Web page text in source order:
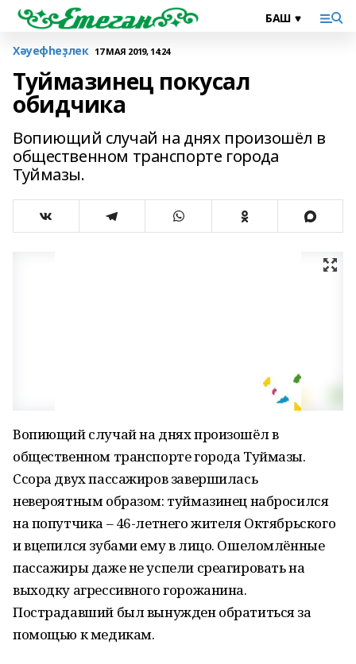
Хәуефһеҙлек 17 МАЯ 2019, 14:24
Туймазинец покусал
обидчика
Вопиющий случай на днях произошёл в
общественном транспорте города
Туймазы.
Вопиющий случай на днях произошёл в
общественном транспорте города Туймазы.
Ссора двух пассажиров завершилась
невероятным образом: туймазинец набросился
на попутчика – 46-летнего жителя Октябрьского
и вцепился зубами ему в лицо. Ошеломлённые
пассажиры даже не успели среагировать на
выходку агрессивного горожанина.
Пострадавший был вынужден обратиться за
помощью к медикам.